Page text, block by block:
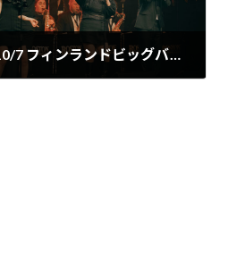
【入場無料】10/7 フィンランドビッグバンド「Boston Promenade」コンサート開催！特別ゲストに「Project Kokin」！